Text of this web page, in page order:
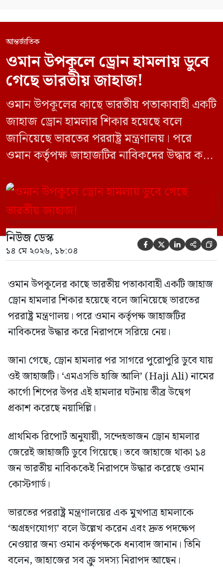
আন্তর্জাতিক
ওমান উপকূলে ড্রোন হামলায় ডুবে
গেছে ভারতীয় জাহাজ!
ওমান উপকূলের কাছে ভারতীয় পতাকাবাহী একটি
জাহাজ ড্রোন হামলার শিকার হয়েছে বলে
জানিয়েছে ভারতের পররাষ্ট্র মন্ত্রণালয়। পরে
ওমান কর্তৃপক্ষ জাহাজটির নাবিকদের উদ্ধার করে
পর সাগরে পুরোপুরি ডুবে যায় ওই জাহাজটি।
‘এমএসভি হাজি আলি’ (Haji Ali) নামের
কার্গো শিপের উপর এই হামলার ঘটনায় তীব্র
উদ্বেগ প্রকাশ করেছে নয়াদিল্লি। প্রাথমিক […]
নিউজ ডেস্ক
১৪ মে ২০২৬, ১৮:০৪     
ওমান উপকূলের কাছে ভারতীয় পতাকাবাহী একটি জাহাজ
ড্রোন হামলার শিকার হয়েছে বলে জানিয়েছে ভারতের
পররাষ্ট্র মন্ত্রণালয়। পরে ওমান কর্তৃপক্ষ জাহাজটির
নাবিকদের উদ্ধার করে নিরাপদে সরিয়ে নেয়।
জানা গেছে, ড্রোন হামলার পর সাগরে পুরোপুরি ডুবে যায়
ওই জাহাজটি। ‘এমএসভি হাজি আলি’ (Haji Ali) নামের
কার্গো শিপের উপর এই হামলার ঘটনায় তীব্র উদ্বেগ
প্রকাশ করেছে নয়াদিল্লি।
প্রাথমিক রিপোর্ট অনুযায়ী, সন্দেহভাজন ড্রোন হামলার
জেরেই জাহাজটি ডুবে গিয়েছে। তবে জাহাজে থাকা ১৪
জন ভারতীয় নাবিককেই নিরাপদে উদ্ধার করেছে ওমান
কোস্টগার্ড।
ভারতের পররাষ্ট্র মন্ত্রণালয়ের এক মুখপাত্র হামলাকে
‘অগ্রহণযোগ্য’ বলে উল্লেখ করেন এবং দ্রুত পদক্ষেপ
নেওয়ার জন্য ওমান কর্তৃপক্ষকে ধন্যবাদ জানান। তিনি
বলেন, জাহাজের সব ক্রু সদস্য নিরাপদ আছেন।